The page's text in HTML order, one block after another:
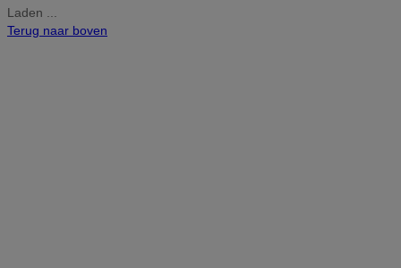
Laden ...
Terug naar boven